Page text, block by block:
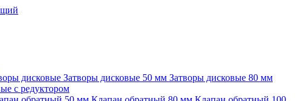
дисковые Затворы дисковые 50 мм Затворы дисковые 80 мм
с редуктором